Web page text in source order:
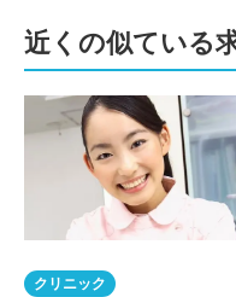
近くの似ている
クリニック